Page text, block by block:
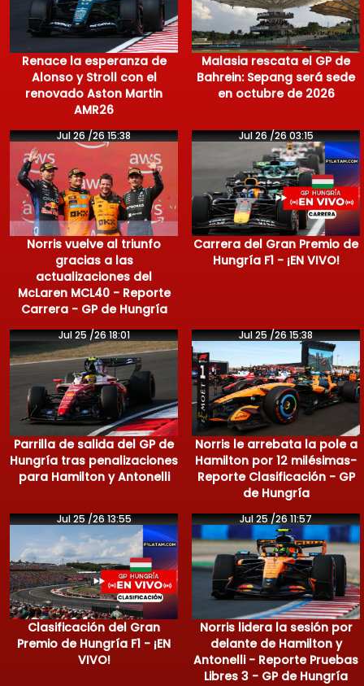
Renace la esperanza de
Alonso y Stroll con el
renovado Aston Martin
AMR26
Malasia rescata el GP de
Bahrein: Sepang será sede
en octubre de 2026
Jul 26 /26 15:38
Norris vuelve al triunfo
gracias a las
actualizaciones del
McLaren MCL40 - Reporte
Carrera - GP de Hungría
Jul 26 /26 03:15
Carrera del Gran Premio de
Hungría F1 - ¡EN VIVO!
Jul 25 /26 18:01
Parrilla de salida del GP de
Hungría tras penalizaciones
para Hamilton y Antonelli
Jul 25 /26 15:38
Norris le arrebata la pole a
Hamilton por 12 milésimas-
Reporte Clasificación - GP
de Hungría
Jul 25 /26 13:55
Clasificación del Gran
Premio de Hungría F1 - ¡EN
VIVO!
Jul 25 /26 11:57
Norris lidera la sesión por
delante de Hamilton y
Antonelli - Reporte Pruebas
Libres 3 - GP de Hungría